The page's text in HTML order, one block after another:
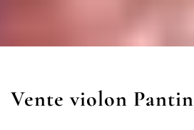
Vente violon Pantin